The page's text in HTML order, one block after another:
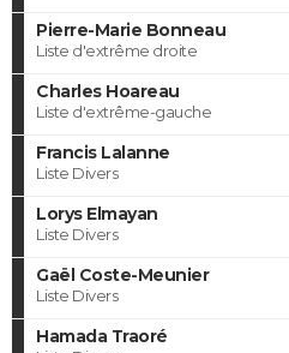
Pierre-Marie Bonneau
Liste d'extrême droite
Charles Hoareau
Liste d'extrême-gauche
Francis Lalanne
Liste Divers
Lorys Elmayan
Liste Divers
Gaël Coste-Meunier
Liste Divers
Hamada Traoré